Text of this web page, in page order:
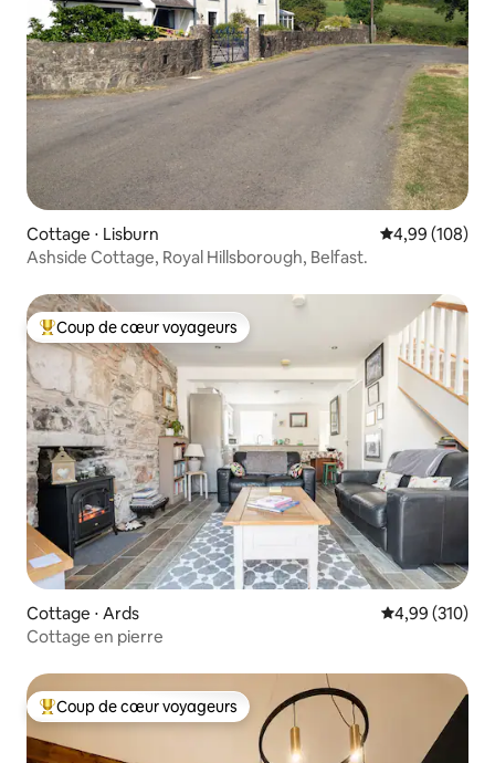
Cottage ⋅ Lisburn Évaluation
4,99 (108)
Ashside Cottage, Royal Hillsborough, Belfast.
Coups de cœur voyageurs les plus appréciés
Coup de cœur voyageurs
Cottage ⋅ Ards Évaluation
4,99 (310)
Cottage en pierre
Coups de cœur voyageurs les plus appréciés
Coup de cœur voyageurs